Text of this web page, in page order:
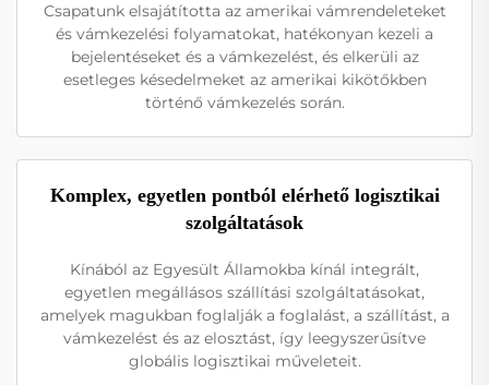
Csapatunk elsajátította az amerikai vámrendeleteket
és vámkezelési folyamatokat, hatékonyan kezeli a
bejelentéseket és a vámkezelést, és elkerüli az
esetleges késedelmeket az amerikai kikötőkben
történő vámkezelés során.
Komplex, egyetlen pontból elérhető logisztikai
szolgáltatások
Kínából az Egyesült Államokba kínál integrált,
egyetlen megállásos szállítási szolgáltatásokat,
amelyek magukban foglalják a foglalást, a szállítást, a
vámkezelést és az elosztást, így leegyszerűsítve
globális logisztikai műveleteit.